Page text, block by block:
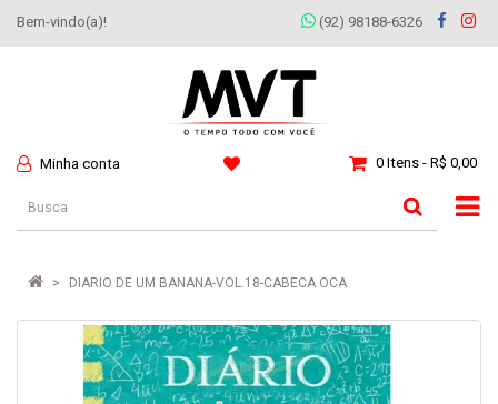
Bem-vindo(a)! (92) 98188-6326
Minha conta 0 Itens - R$ 0,00
DIARIO DE UM BANANA-VOL.18-CABECA OCA